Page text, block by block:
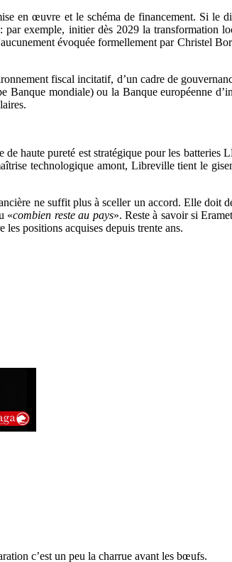
en œuvre et le schéma de financement. Si le
exemple, initier dès 2029 la transformation
évoquée formellement par Christel
fiscal incitatif, d’un cadre de
mondiale) ou la Banque européenne
haute pureté est stratégique pour les
technologique amont, Libreville tient le
ne suffit plus à sceller un accord. Elle doit
«combien reste au pays». Reste à savoir si
les positions acquises depuis trente ans.
c’est un peu la charrue avant les bœufs.